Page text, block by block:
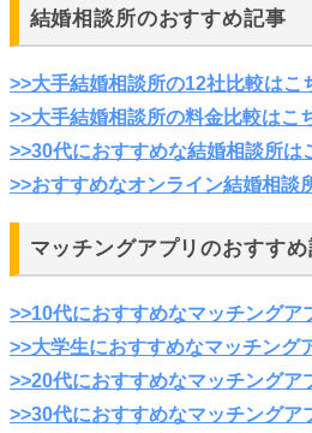
結婚相談所のおすすめ記事
>>大手結婚相談所の12社比較はこ
>>大手結婚相談所の料金比較はこ
>>30代におすすめな結婚相談所は
>>おすすめなオンライン結婚相談
マッチングアプリのおすすめ
>>10代におすすめなマッチングア
>>大学生におすすめなマッチング
>>20代におすすめなマッチングア
>>30代におすすめなマッチングア